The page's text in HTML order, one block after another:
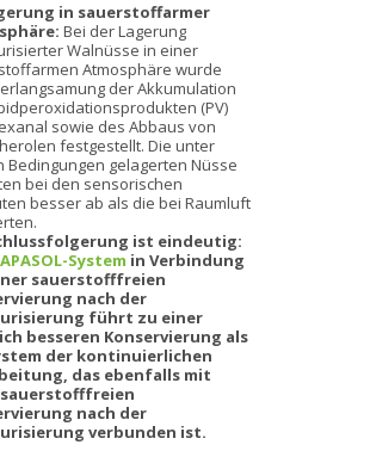
in sauerstoffarmer
Bei der Lagerung
Walnüsse in einer
Atmosphäre wurde
der Akkumulation
(PV)
sowie des Abbaus von
festgestellt. Die unter
Bedingungen gelagerten Nüsse
bei den sensorischen
besser ab als die bei Raumluft
ist eindeutig:
System in Verbindung
sauerstofffreien
nach der
führt zu einer
besseren Konservierung als
der kontinuierlichen
das ebenfalls mit
nach der
verbunden ist.